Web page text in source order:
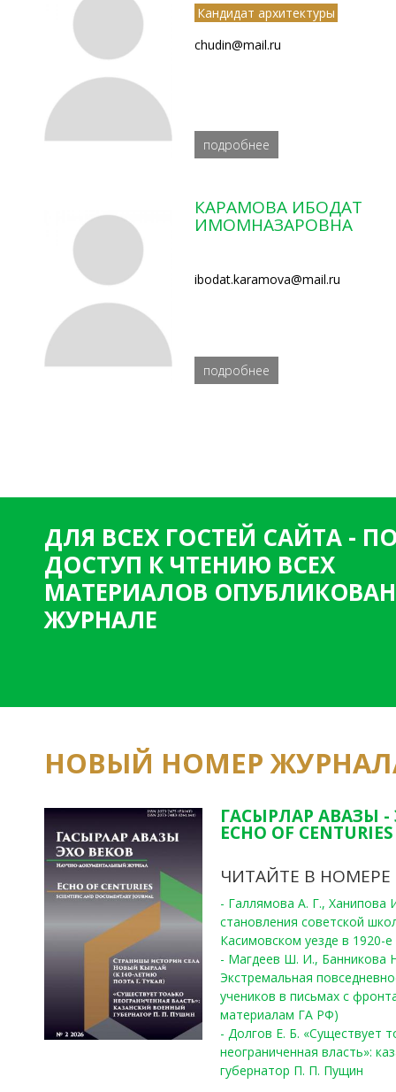
Кандидат архитектуры
chudin@mail.ru
подробнее
КАРАМОВА ИБОДАТ
ИМОМНАЗАРОВНА
ibodat.karamova@mail.ru
подробнее
ДЛЯ ВСЕХ ГОСТЕЙ САЙТА -
ДОСТУП К ЧТЕНИЮ ВСЕХ
МАТЕРИАЛОВ
ЖУРНАЛЕ
НОВЫЙ НОМЕР
ГАСЫРЛАР АВАЗЫ -
ECHO OF
ЧИТАЙТЕ В НОМЕРЕ
- Галлямова А. Г.,
становления советской
Касимовском уезде в 1920-е
- Магдеев Ш. И., Банникова
Экстремальная
учеников в письмах с
материалам ГА РФ)
- Долгов Е. Б. «Существует
неограниченная власть»:
губернатор П. П. Пущин